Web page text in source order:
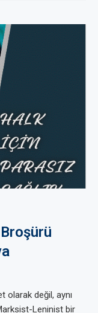
olarak değil, aynı
Leninist bir